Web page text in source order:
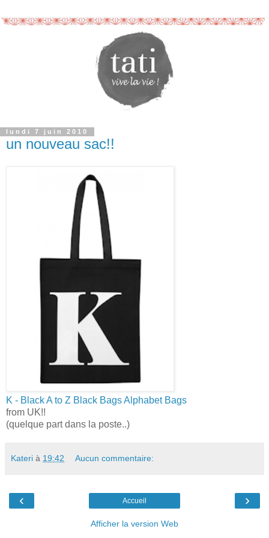
lundi 7 juin 2010
un nouveau sac!!
K - Black A to Z Black Bags Alphabet Bags
from UK!!
(quelque part dans la poste..)
Kateri à 19:42 Aucun commentaire:
‹ ›
Accueil
Afficher la version Web